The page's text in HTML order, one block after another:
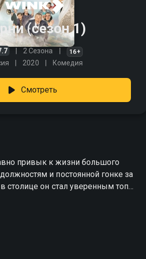
(сезон 1)
2 Сезона 16+
2020 Комедия
Смотреть
привык к жизни большого
и постоянной гонке за
столице он стал уверенным топ-
забыл о родном Залещинске,
туда с конкретной целью —
дом культуры, чтобы на его
торговый центр.